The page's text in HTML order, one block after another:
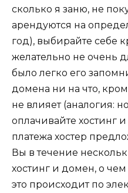
сколько я заню, не
арендуются на
год), выбирайте себе
желательно не очень
было легко его
домена ни на что,
не влияет (аналогия:
оплачивайте хостинг
платежа хостер
Вы в течение
хостинг и домен, о
это происходит по